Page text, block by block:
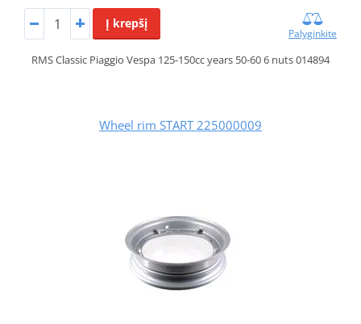
Į krepšį
Palyginkite
RMS Classic Piaggio Vespa 125-150cc years 50-60 6 nuts 014894
Wheel rim START 225000009